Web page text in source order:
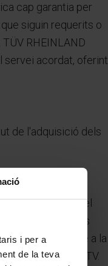
i per a
de la teva
cap garantia per
siguin requerits o
RHEINLAND
servei acordat, oferint
de l'adquisició dels
servei a través del
les Condicions
el registre a la
estacions d’ITV.